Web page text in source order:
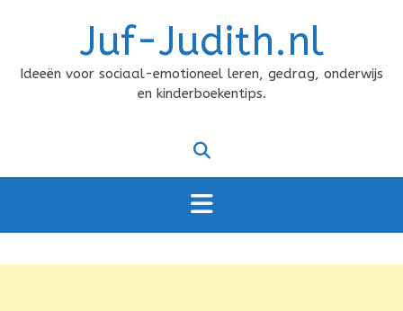
Juf-Judith.nl
Ideeën voor sociaal-emotioneel leren, gedrag, onderwijs
en kinderboekentips.